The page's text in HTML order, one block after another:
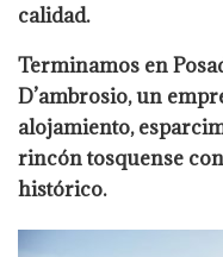
calidad.
Terminamos en
D’ambrosio, un
alojamiento,
rincón tosquense
histórico.